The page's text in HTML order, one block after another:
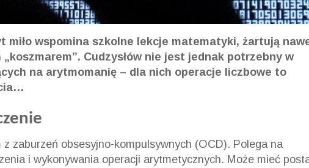
miło wspomina szkolne lekcje matematyki, żartują
Cudzysłów nie jest jednak potrzebny w
na arytmomanię – dla nich operacje liczbowe to
zaburzeń obsesyjno-kompulsywnych (OCD). Polega na
i wykonywania operacji arytmetycznych. Może mieć